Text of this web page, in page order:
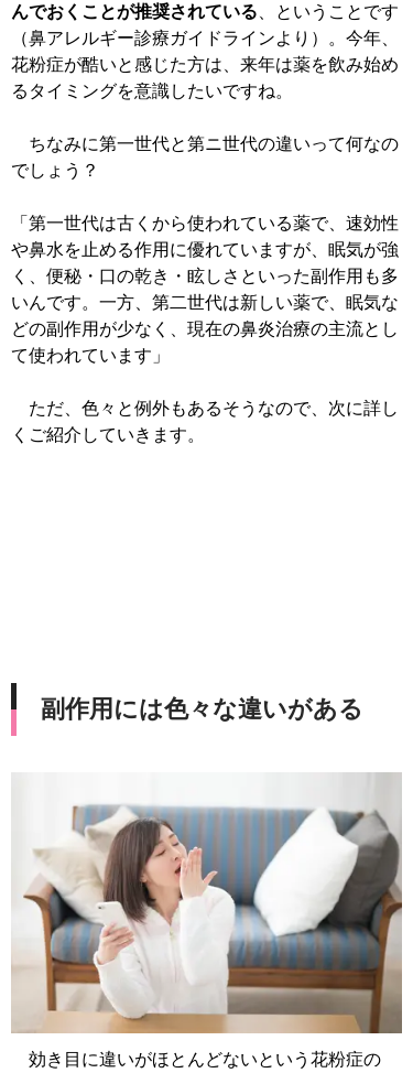
んでおくことが推奨されている 、ということです
（鼻アレルギー診療ガイドラインより）。今年、
花粉症が酷いと感じた方は、来年は薬を飲み始め
るタイミングを意識したいですね。
ちなみに第一世代と第ニ世代の違いって何なの
でしょう？
「第一世代は古くから使われている薬で、速効性
や鼻水を止める作用に優れていますが、眠気が強
く、便秘・口の乾き・眩しさといった副作用も多
いんです。一方、第二世代は新しい薬で、眠気な
どの副作用が少なく、現在の鼻炎治療の主流とし
て使われています」
ただ、色々と例外もあるそうなので、次に詳し
くご紹介していきます。
副作用には色々な違いがある
効き目に違いがほとんどないという花粉症の